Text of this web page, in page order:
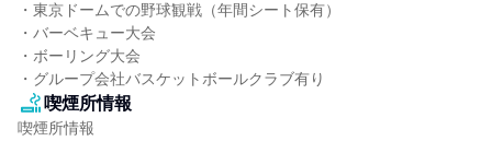
・東京ドームでの野球観戦（年間シート保有）
・バーベキュー大会
・ボーリング大会
・グループ会社バスケットボールクラブ有り
喫煙所情報
喫煙所情報